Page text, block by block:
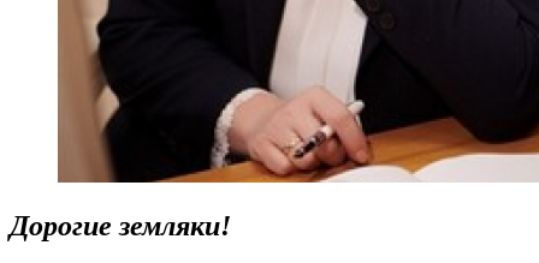
Дорогие земляки!